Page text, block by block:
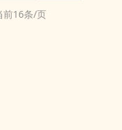
前16条/页